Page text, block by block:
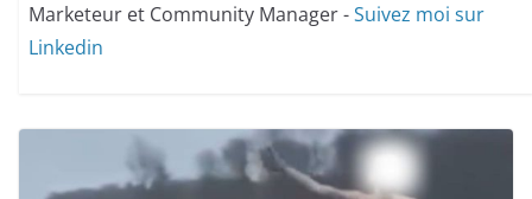
Marketeur et Community Manager -Suivez moi sur
Linkedin